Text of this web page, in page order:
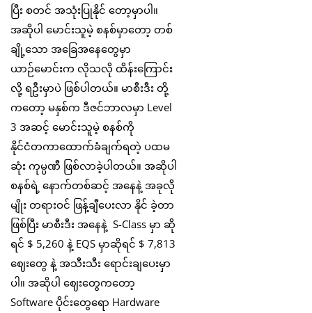
ပြီး စတင် အသုံးပြုနိုင် တော့မှာပါ။
အဆိုပါ မောင်းသူမဲ့ စနစ်မှာတော့ တစ်
ချို့သော အခြေအနေတွေမှာ
ယာဉ်မောင်းက လိုသလို ထိန်းကြောင်း
လို့ ရဦးမှာပဲ ဖြစ်ပါတယ်။ မာစီးဒီး တို့
ကတော့ မနှစ်က ဒီဇင်ဘာလမှာ Level
3 အဆင့် မောင်းသူမဲ့ စနစ်ကို
နိုင်ငံတကာထောက်ခံချက်ရတဲ့ ပထမ
ဆုံး ကုမ္ပဏီ ဖြစ်လာခဲ့ပါတယ်။ အဆိုပါ
စနစ်ရဲ့ နောက်တစ်ဆင့် အနေနဲ့ အခုလို
မျိုး တရားဝင် ဖြန့်ချီပေးလာ နိုင် ခဲ့တာ
ဖြစ်ပြီး မာစီးဒီး အနေနဲ့ S-Class မှာ ဆို
ရင် $ 5,260 နဲ့ EQS မှာဆိုရင် $ 7,813
ဈေးတွေ နဲ့ အသီးသီး ရောင်းချပေးမှာ
ပါ။ အဆိုပါ ဈေးတွေကတော့
Software ပိုင်းတွေရော Hardware